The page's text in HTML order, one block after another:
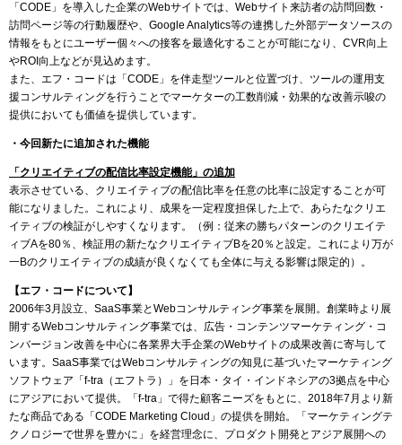
「CODE」を導入した企業のWebサイトでは、Webサイト来訪者の訪問回数・
訪問ページ等の行動履歴や、Google Analytics等の連携した外部データソースの
情報をもとにユーザー個々への接客を最適化することが可能になり、CVR向上
やROI向上などが見込めます。
また、エフ・コードは「CODE」を伴走型ツールと位置づけ、ツールの運用支
援コンサルティングを行うことでマーケターの工数削減・効果的な改善示唆の
提供においても価値を提供しています。
・今回新たに追加された機能
「クリエイティブの配信比率設定機能」の追加
表示させている、 クリエイティブの配信比率を任意の比率に設定することが可
能になりました。これにより、成果を一定程度担保した上で、あらたなクリエ
イティブの検証がしやすくなります。（例：従来の勝ちパターンのクリエイテ
ィブAを80％、検証用の新たなクリエイティブBを20％と設定。これにより万が
一Bのクリエイティブの成績が良くなくても全体に与える影響は限定的）。
【エフ・コードについて】
2006年3月設立、SaaS事業とWebコンサルティング事業を展開。創業時より展
開するWebコンサルティング事業では、広告・コンテンツマーケティング・コ
ンバージョン改善を中心に各業界大手企業のWebサイトの成果改善に寄与して
います。SaaS事業ではWebコンサルティングの知見に基づいたマーケティング
ソフトウェア「f-tra（エフトラ）」を日本・タイ・インドネシアの3拠点を中心
にアジアにおいて提供。「f-tra」で得た顧客ニーズをもとに、2018年7月より新
たな商品である「CODE Marketing Cloud」の提供を開始。「マーケティングテ
クノロジーで世界を豊かに」を経営理念に、プロダクト開発とアジア展開への